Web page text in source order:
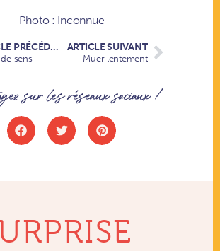
Photo : Inconnue
ARTICLE PRÉCÉDENT
sens
ARTICLE SUIVANT
Muer lentement
sur les réseaux sociaux !